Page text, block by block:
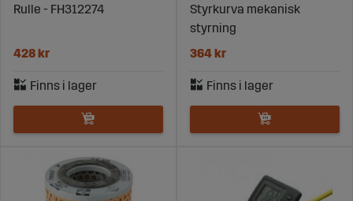
Rulle - FH312274
428 kr
Styrkurva mekanisk
styrning
364 kr